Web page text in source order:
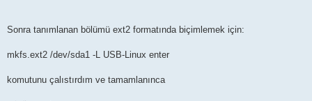
Sonra tanımlanan bölümü ext2 formatında biçimlemek için:
mkfs.ext2 /dev/sda1 -L USB-Linux enter
komutunu çalıstırdım ve tamamlanınca